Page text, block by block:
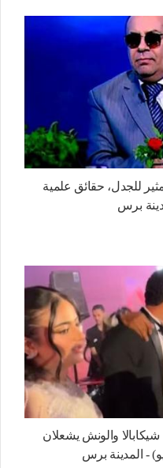
للجدل، حقائق علمية
برس
والونش يشعلان
- المدينة برس